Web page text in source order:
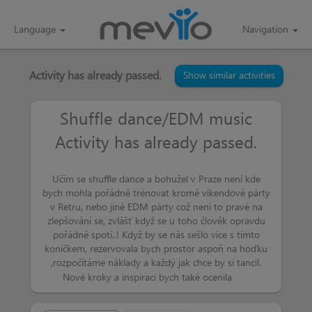
Language Navigation
Activity has already passed. Show similar activities
Shuffle dance/EDM music
Activity has already passed.
Učím se shuffle dance a bohužel v Praze není kde
bych mohla pořádně trénovat kromě víkendové párty
v Retru, nebo jiné EDM párty což není to pravé na
zlepšování se, zvlášť když se u toho člověk opravdu
pořádně spotí..! Když by se nás sešlo více s tímto
koníčkem, rezervovala bych prostor aspoň na hoďku
,rozpočítáme náklady a každý jak chce by si tancil.
Nové kroky a inspiraci bych také ocenila
Petr more than a week
tonakonec dopadlo?Měl bych zájem.Petr
LucieLT more than a week
Ahoj Petře, nakonec bohužel nijak..
Domlouvám pronájem 1x týdně na hoďku,
vychází to na dost málo, tak pokud to
půjde dobře, byl by do budoucna i prostor